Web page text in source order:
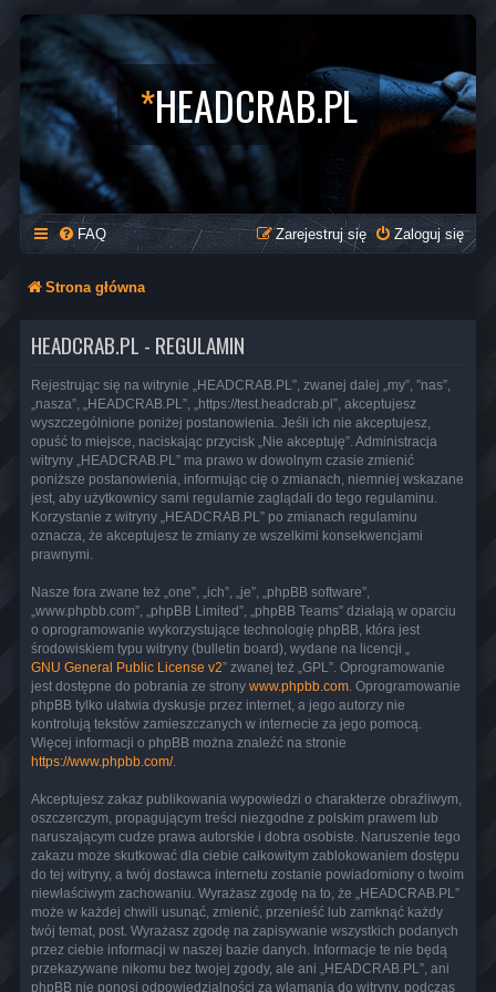
*HEADCRAB.PL
FAQ Zaloguj się
Zarejestruj się
Strona główna
HEADCRAB.PL - REGULAMIN
Rejestrując się na witrynie „HEADCRAB.PL”, zwanej dalej „my”, ”nas”,
„nasza”, „HEADCRAB.PL”, „https://test.headcrab.pl”, akceptujesz
wyszczególnione poniżej postanowienia. Jeśli ich nie akceptujesz,
opuść to miejsce, naciskając przycisk „Nie akceptuję”. Administracja
witryny „HEADCRAB.PL” ma prawo w dowolnym czasie zmienić
poniższe postanowienia, informując cię o zmianach, niemniej wskazane
jest, aby użytkownicy sami regularnie zaglądali do tego regulaminu.
Korzystanie z witryny „HEADCRAB.PL” po zmianach regulaminu
oznacza, że akceptujesz te zmiany ze wszelkimi konsekwencjami
prawnymi.
Nasze fora zwane też „one”, „ich”, „je”, „phpBB software”,
„www.phpbb.com”, „phpBB Limited”, „phpBB Teams” działają w oparciu
o oprogramowanie wykorzystujące technologię phpBB, która jest
środowiskiem typu witryny (bulletin board), wydane na licencji „
GNU General Public License v2” zwanej też „GPL”. Oprogramowanie
jest dostępne do pobrania ze strony www.phpbb.com . Oprogramowanie
phpBB tylko ułatwia dyskusje przez internet, a jego autorzy nie
kontrolują tekstów zamieszczanych w internecie za jego pomocą.
Więcej informacji o phpBB można znaleźć na stronie
https://www.phpbb.com/.
Akceptujesz zakaz publikowania wypowiedzi o charakterze obraźliwym,
oszczerczym, propagującym treści niezgodne z polskim prawem lub
naruszającym cudze prawa autorskie i dobra osobiste. Naruszenie tego
zakazu może skutkować dla ciebie całkowitym zablokowaniem dostępu
do tej witryny, a twój dostawca internetu zostanie powiadomiony o twoim
niewłaściwym zachowaniu. Wyrażasz zgodę na to, że „HEADCRAB.PL”
może w każdej chwili usunąć, zmienić, przenieść lub zamknąć każdy
twój temat, post. Wyrażasz zgodę na zapisywanie wszystkich podanych
przez ciebie informacji w naszej bazie danych. Informacje te nie będą
przekazywane nikomu bez twojej zgody, ale ani „HEADCRAB.PL”, ani
phpBB nie ponosi odpowiedzialności za włamania do witryny, podczas